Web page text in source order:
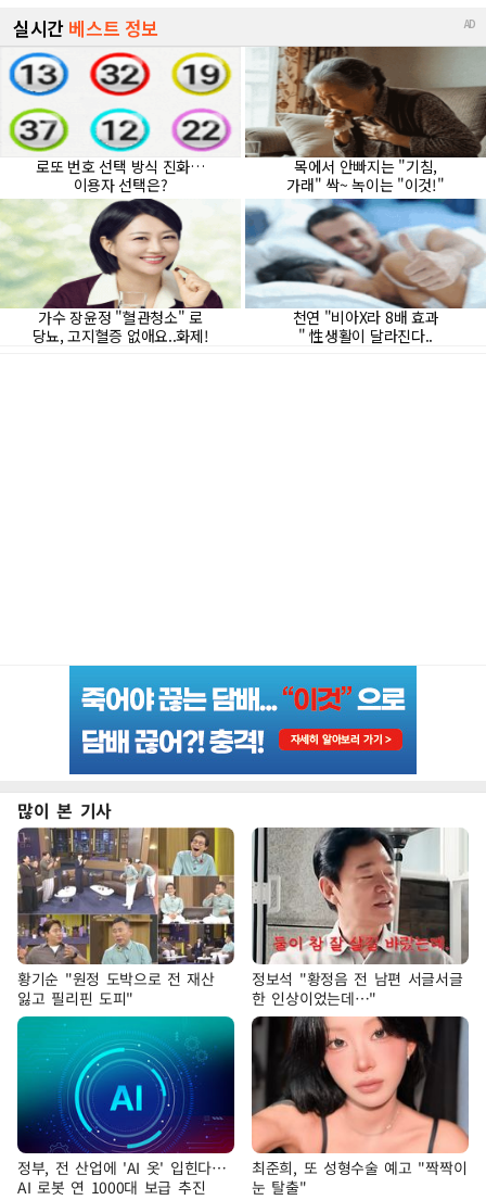
많이 본 기사
황기순 "원정 도박으로 전 재산
잃고 필리핀 도피"
정보석 "황정음 전 남편 서글서글
한 인상이었는데…"
정부, 전 산업에 'AI 옷' 입힌다…
AI 로봇 연 1000대 보급 추진
최준희, 또 성형수술 예고 "짝짝이
눈 탈출"